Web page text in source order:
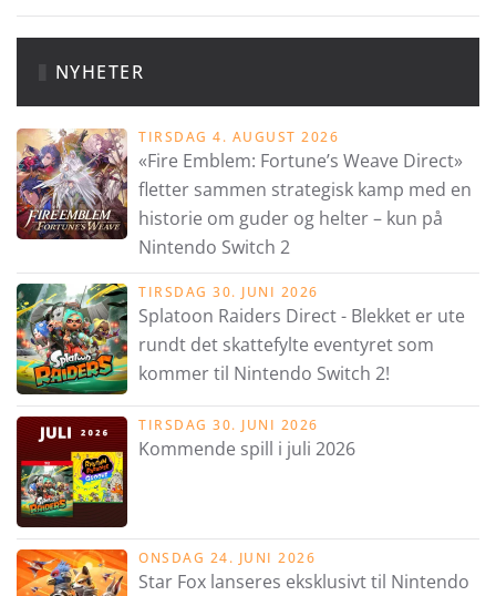
NYHETER
TIRSDAG 4. AUGUST 2026
«Fire Emblem: Fortune’s Weave Direct»
fletter sammen strategisk kamp med en
historie om guder og helter – kun på
Nintendo Switch 2
TIRSDAG 30. JUNI 2026
Splatoon Raiders Direct - Blekket er ute
rundt det skattefylte eventyret som
kommer til Nintendo Switch 2!
TIRSDAG 30. JUNI 2026
Kommende spill i juli 2026
ONSDAG 24. JUNI 2026
Star Fox lanseres eksklusivt til Nintendo